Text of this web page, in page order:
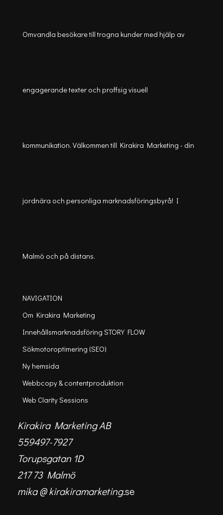
Omvandla besökare till trogna kunder med hjälp av
engagerande texter och proffsig visuell
kommunikation. Välkommen till Kirakira Marketing - din
jordnära och personliga marknadsföringsbyrå! I
Malmö och på distans.
NAVIGATION
Om Kirakira Marketing
Innehållsmarknadsföring STORY FLOW
Sökmotoroptimering (SEO)
Ny hemsida
Webbcopy & contentproduktion
Web Clarity Sessions
Kirakira Marketing AB
559497-7927
Torupsgatan 1D
217 73 Malmö
mika @ kirakiramarketing.se